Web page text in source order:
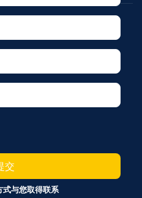
交
式与您取得联系